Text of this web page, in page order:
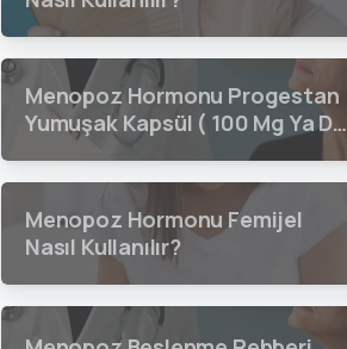
Menopoz Hormonu Progestan
Yumuşak Kapsül ( 100 Mg Ya Da
200 Mg) Nasıl Kullanılır?
Menopoz Hormonu Femijel
Nasıl Kullanılır?